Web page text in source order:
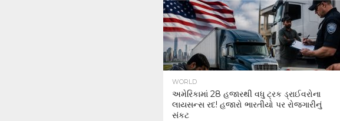
WORLD
અમેરિકામાં 28 હજારથી વધુ ટ્રક ડ્રાઈવરોના
લાયસન્સ રદ! હજારો ભારતીયો પર રોજગારીનું
સંકટ